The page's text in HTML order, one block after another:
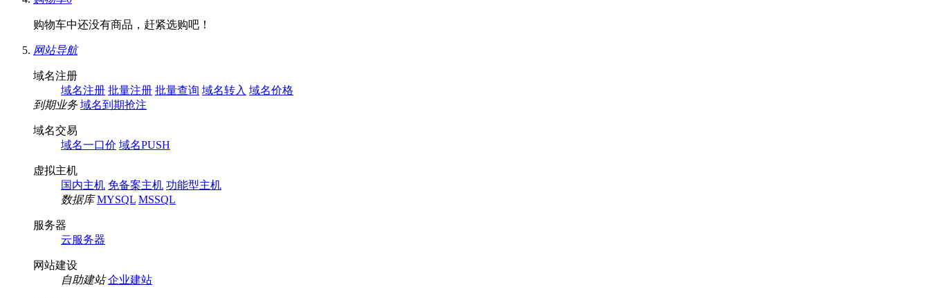
购物车中还没有商品，赶紧选购吧！
网站导航
域名注册
域名注册 批量注册 批量查询 域名转入 域名价格
到期业务 域名到期抢注
域名交易
域名一口价 域名PUSH
虚拟主机
国内主机 免备案主机 功能型主机
数据库 MYSQL MSSQL
服务器
云服务器
网站建设
自助建站 企业建站